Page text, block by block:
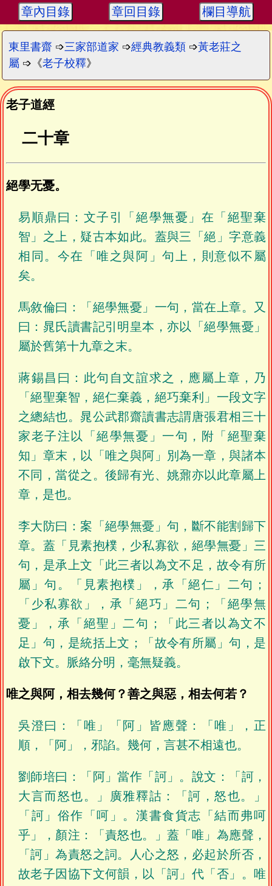
章內目錄 章回目錄 欄目導航
東里書齋 ➩三家部道家 ➩經典教義類 ➩黃老莊之
屬 ➩《老子校釋》
老子道經
二十章
絕學无憂。
易順鼎曰：文子引「絕學無憂」在「絕聖棄
智」之上，疑古本如此。蓋與三「絕」字意義
相同。今在「唯之與阿」句上，則意似不屬
矣。
馬敘倫曰：「絕學無憂」一句，當在上章。又
曰：晁氏讀書記引明皇本，亦以「絕學無憂」
屬於舊第十九章之末。
蔣錫昌曰：此句自文誼求之，應屬上章，乃
「絕聖棄智，絕仁棄義，絕巧棄利」一段文字
之總結也。晁公武郡齋讀書志謂唐張君相三十
家老子注以「絕學無憂」一句，附「絕聖棄
知」章末，以「唯之與阿」別為一章，與諸本
不同，當從之。後歸有光、姚鼐亦以此章屬上
章，是也。
李大防曰：案「絕學無憂」句，斷不能割歸下
章。蓋「見素抱樸，少私寡欲，絕學無憂」三
句，是承上文「此三者以為文不足，故令有所
屬」句。「見素抱樸」，承「絕仁」二句；
「少私寡欲」，承「絕巧」二句；「絕學無
憂」，承「絕聖」二句；「此三者以為文不
足」句，是統括上文；「故令有所屬」句，是
啟下文。脈絡分明，毫無疑義。
唯之與阿，相去幾何？善之與惡，相去何若？
吳澄曰：「唯」「阿」皆應聲：「唯」，正
順，「阿」，邪諂。幾何，言甚不相遠也。
劉師培曰：「阿」當作「訶」。說文：「訶，
大言而怒也。」廣雅釋詁：「訶，怒也。」
「訶」俗作「呵」。漢書食貨志「結而弗呵
乎」，顏注：「責怒也。」蓋「唯」為應聲，
「訶」為責怒之詞。人心之怒，必起於所否，
故老子因協下文何韻，以「訶」代「否」。唯